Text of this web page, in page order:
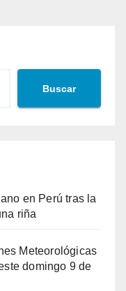
Buscar
en Perú tras la
riña
Meteorológicas
domingo 9 de